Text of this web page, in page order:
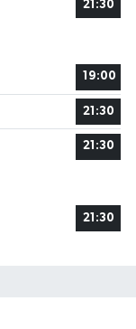
21:30
19:00
21:30
21:30
21:30